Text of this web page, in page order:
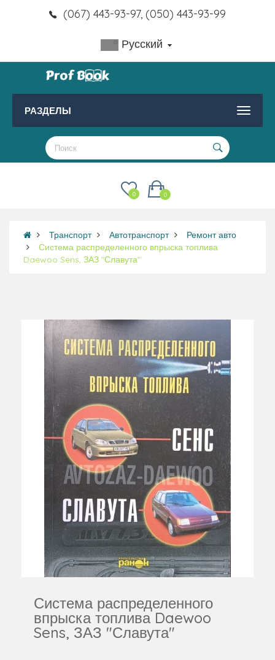
(067) 443-93-97, (050) 443-93-99
Русский
РАЗДЕЛЫ
0
0
Транспорт Автотранспорт
Ремонт авто
Система распределенного впрыска топлива
Daewoo Sens, ЗАЗ "Славута"
Система распределенного
впрыска топлива Daewoo
Sens, ЗАЗ "Славута"